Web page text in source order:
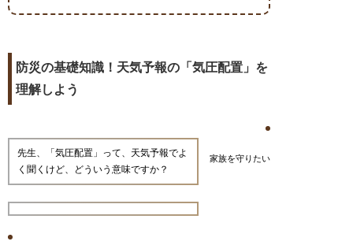
防災の基礎知識！天気予報の「気圧配置」を
理解しよう
家族を守りたい
先生、「気圧配置」って、天気予報でよ
く聞くけど、どういう意味ですか？